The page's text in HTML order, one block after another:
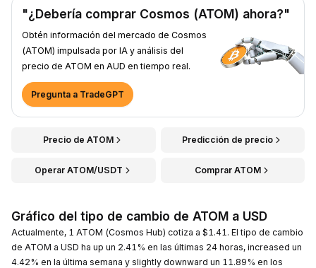
"¿Debería comprar Cosmos (ATOM) ahora?"
Obtén información del mercado de Cosmos
(ATOM) impulsada por IA y análisis del
precio de ATOM en AUD en tiempo real.
Pregunta a TradeGPT
Precio de ATOM Predicción de precio
Operar ATOM/USDT Comprar ATOM
Gráfico del tipo de cambio de ATOM a USD
Actualmente, 1 ATOM (Cosmos Hub) cotiza a $1.41. El tipo de cambio
de ATOM a USD ha up un 2.41% en las últimas 24 horas, increased un
4.42% en la última semana y slightly downward un 11.89% en los